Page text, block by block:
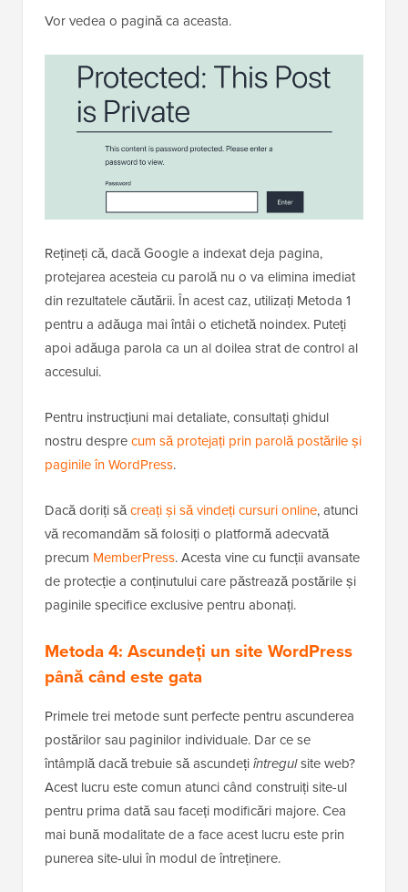
Odată ce publicați sau actualizați postarea sau
pagina, vizitatorii care încearcă să o acceseze vor fi
rugați să introducă parola pentru a vizualiza
conținutul.
Vor vedea o pagină ca aceasta.
protejarea acesteia cu parolă nu o va elimina imediat
din rezultatele căutării. În acest caz, utilizați Metoda 1
pentru a adăuga mai întâi o etichetă noindex. Puteți
accesului.
Pentru instrucțiuni mai detaliate, consultați ghidul
nostru despre cum să protejați prin parolă postările și
paginile în WordPress.
Dacă doriți săcreați și să vindeți cursuri online, atunci
vă recomandăm să folosiți o platformă adecvată
precum MemberPress
. Acesta vine cu funcții avansate
de protecție a conținutului care păstrează postările și
paginile specifice exclusive pentru abonați.
Metoda 4: Ascundeți un site WordPress
până când este gata
Primele trei metode sunt perfecte pentru ascunderea